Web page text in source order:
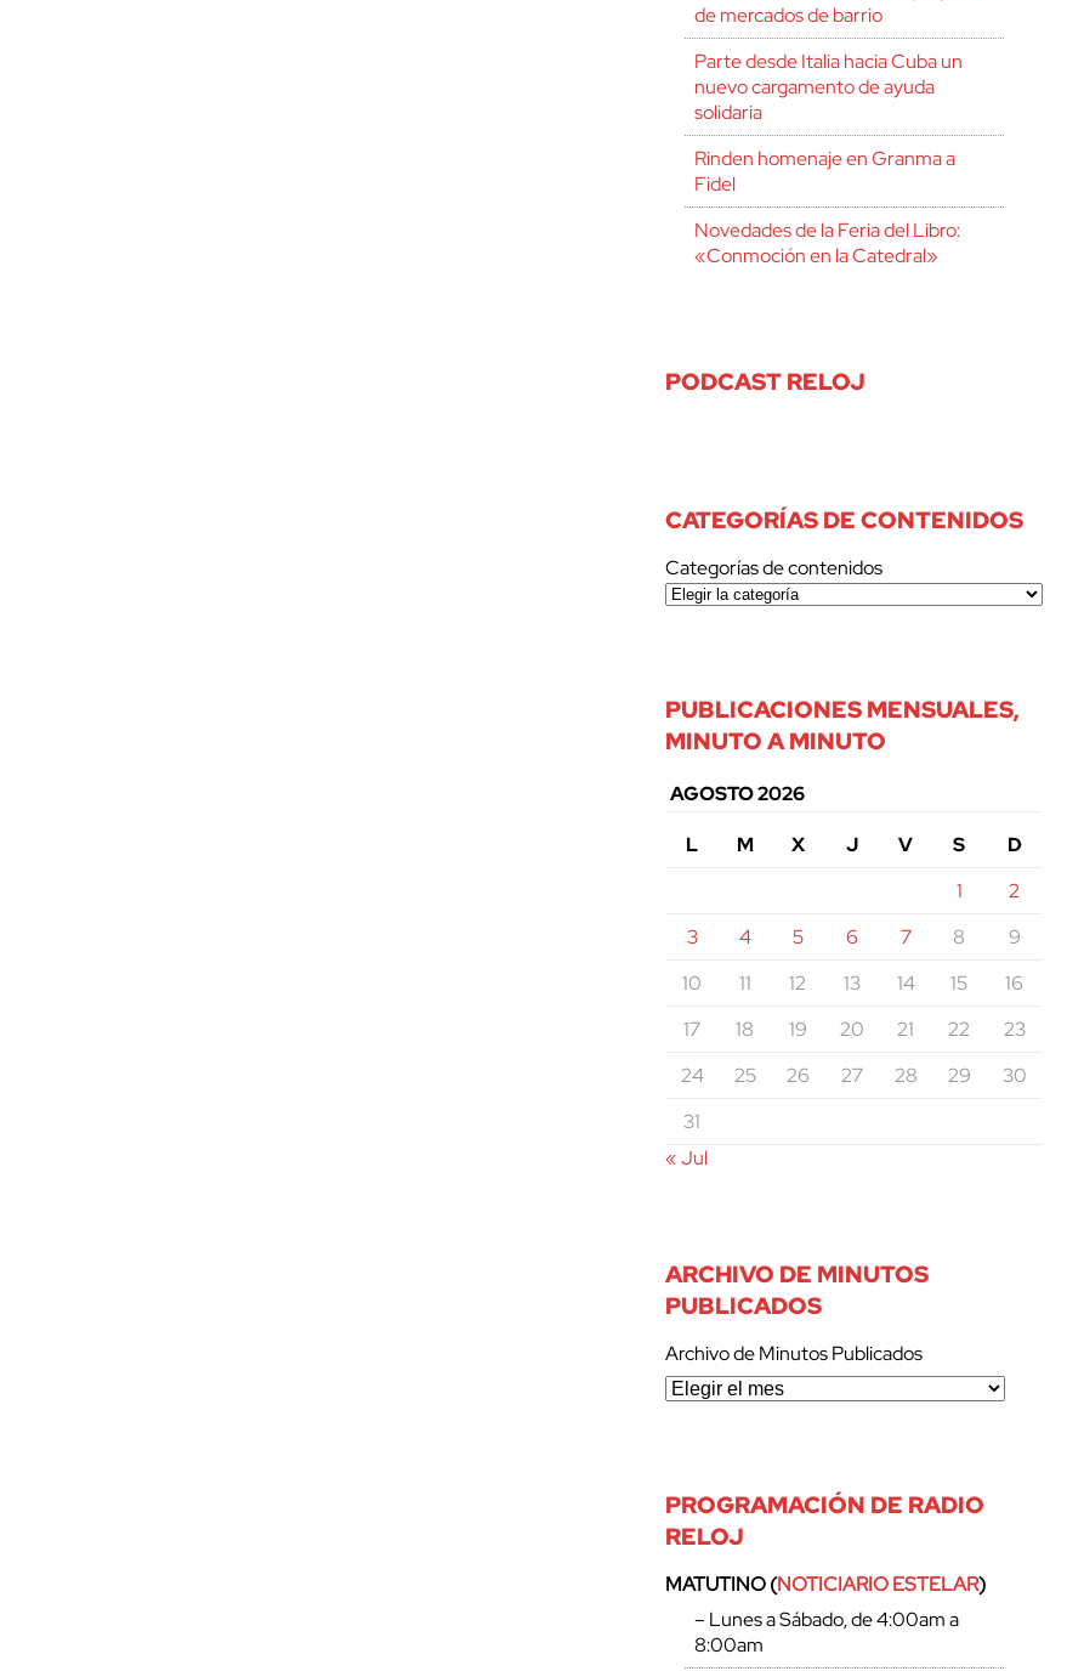
de mercados de barrio
Parte desde Italia hacia Cuba un
nuevo cargamento de ayuda
solidaria
Rinden homenaje en Granma a
Fidel
Novedades de la Feria del Libro:
«Conmoción en la Catedral»
PODCAST RELOJ
CATEGORÍAS DE CONTENIDOS
Categorías de contenidos
PUBLICACIONES MENSUALES,
MINUTO A MINUTO
AGOSTO 2026
L
M X J V S
D
1
2
3
4 5 6 7 8
9
10
11 12 13 14 15
16
17
18 19 20 21 22
23
24
25 26 27 28 29
30
31
« Jul
ARCHIVO DE MINUTOS
PUBLICADOS
Archivo de Minutos Publicados
PROGRAMACIÓN DE RADIO
RELOJ
MATUTINO (NOTICIARIO ESTELAR)
– Lunes a Sábado, de 4:00am a
8:00am